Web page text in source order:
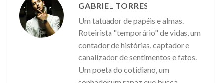
GABRIEL TORRES
Um tatuador de papéis e almas.
Roteirista "temporário" de vidas, um
contador de histórias, captador e
canalizador de sentimentos e fatos.
Um poeta do cotidiano, um